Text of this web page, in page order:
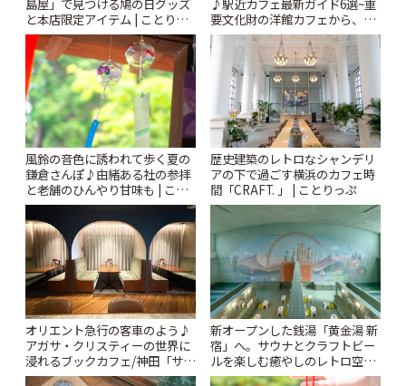
と本店限定アイテム | ことりっ
ぷ
要文化財の洋館カフェから、改
札すぐのレトロ喫茶まで~ | こと
りっぷ
風鈴の音色に誘われて歩く夏の
鎌倉さんぽ♪由緒ある社の参拝
と老舗のひんやり甘味も | こと
りっぷ
歴史建築のレトロなシャンデリ
アの下で過ごす横浜のカフェ時
間「CRAFT. 」 | ことりっぷ
オリエント急行の客車のよう♪
アガサ・クリスティーの世界に
浸れるブックカフェ/神田「サロ
ンクリスティ」 | ことりっぷ
新オープンした銭湯「黄金湯 新
宿」へ。サウナとクラフトビー
ルを楽しむ癒やしのレトロ空間
| ことりっぷ